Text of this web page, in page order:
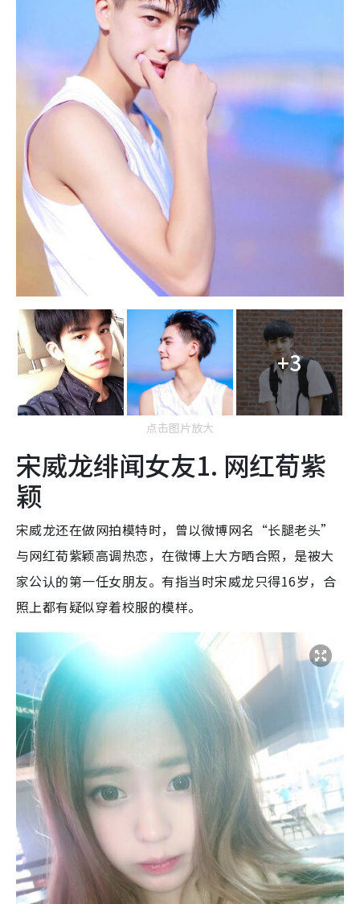
+3
点击图片放大
宋威龙绯闻女友1. 网红荀紫
颖
宋威龙还在做网拍模特时，曾以微博网名“长腿老头”
与网红荀紫颖高调热恋，在微博上大方晒合照，是被大
家公认的第一任女朋友。有指当时宋威龙只得16岁，合
照上都有疑似穿着校服的模样。